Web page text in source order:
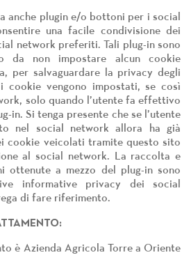
anche plugin e/o bottoni per i social
una facile condivisione dei
network preferiti. Tali plug-in sono
da non impostare alcun cookie
per salvaguardare la privacy degli
i cookie vengono impostati, se così
solo quando l’utente fa effettivo
in. Si tenga presente che se l’utente
nel social network allora ha già
cookie veicolati tramite questo sito
al social network. La raccolta e
ottenute a mezzo del plug-in sono
informative privacy dei social
di fare riferimento.
è Azienda Agricola Torre a Oriente